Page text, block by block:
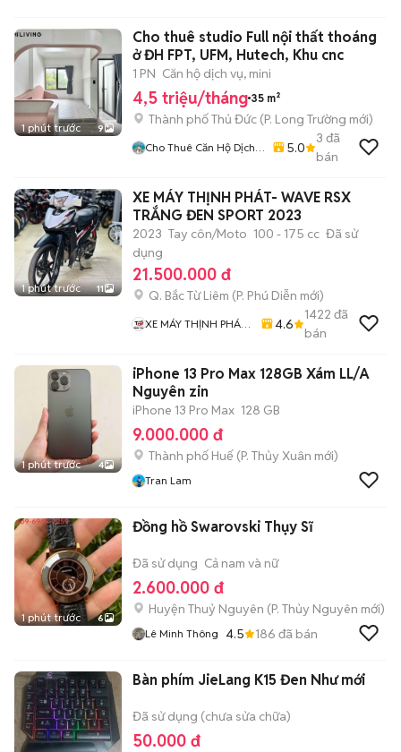
1 phút trước 9
Cho thuê studio Full nội thất thoáng
ở ĐH FPT, UFM, Hutech, Khu cnc
1 PN Căn hộ dịch vụ, mini
4,5 triệu/tháng 35 m²
Thành phố Thủ Đức (P. Long Trường mới)
Cho Thuê Căn Hộ Dịch
5.0
3 đã
bán
1 phút trước 11
XE MÁY THỊNH PHÁT- WAVE RSX
TRẮNG ĐEN SPORT 2023
2023 Tay côn/Moto 100 - 175 cc Đã sử
dụng
21.500.000 đ
Q. Bắc Từ Liêm (P. Phú Diễn mới)
XE MÁY THỊNH PHÁT
4.6
1422 đã
bán
1 phút trước 4
iPhone 13 Pro Max 128GB Xám LL/A
Nguyên zin
iPhone 13 Pro Max 128 GB
9.000.000 đ
Thành phố Huế (P. Thủy Xuân mới)
Tran Lam
1 phút trước 6
Đồng hồ Swarovski Thụy Sĩ
Đã sử dụng Cả nam và nữ
2.600.000 đ
Huyện Thuỷ Nguyên (P. Thủy Nguyên mới)
Lê Minh Thông 4.5 186 đã bán
Bàn phím JieLang K15 Đen Như mới
Đã sử dụng (chưa sửa chữa)
50.000 đ